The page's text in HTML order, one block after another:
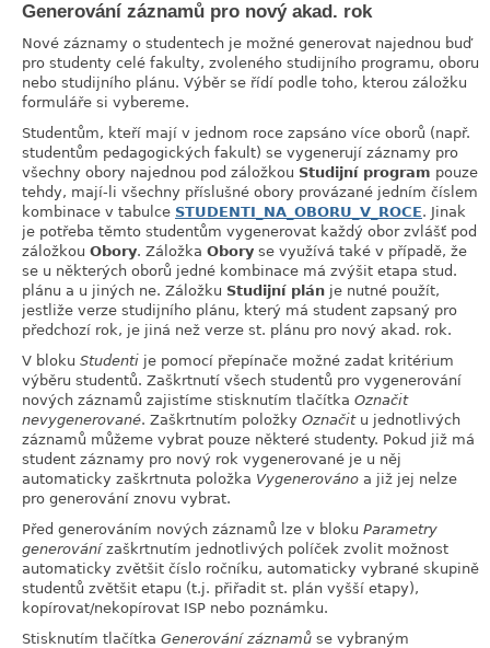
Generování záznamů pro nový akad. rok
Nové záznamy o studentech je možné generovat najednou buď
pro studenty celé fakulty, zvoleného studijního programu, oboru
nebo studijního plánu. Výběr se řídí podle toho, kterou záložku
formuláře si vybereme.
Studentům, kteří mají v jednom roce zapsáno více oborů (např.
studentům pedagogických fakult) se vygenerují záznamy pro
všechny obory najednou pod záložkou Studijní program pouze
tehdy, mají-li všechny příslušné obory provázané jedním číslem
kombinace v tabulce STUDENTI_NA_OBORU_V_ROCE. Jinak
je potřeba těmto studentům vygenerovat každý obor zvlášť pod
záložkou Obory. Záložka Obory se využívá také v případě, že
se u některých oborů jedné kombinace má zvýšit etapa stud.
plánu a u jiných ne. Záložku Studijní plán je nutné použít,
jestliže verze studijního plánu, který má student zapsaný pro
předchozí rok, je jiná než verze st. plánu pro nový akad. rok.
V bloku Studenti je pomocí přepínače možné zadat kritérium
výběru studentů. Zaškrtnutí všech studentů pro vygenerování
nových záznamů zajistíme stisknutím tlačítka Označit
nevygenerované. Zaškrtnutím položky Označitu jednotlivých
záznamů můžeme vybrat pouze některé studenty. Pokud již má
student záznamy pro nový rok vygenerované je u něj
automaticky zaškrtnuta položka Vygenerováno a již jej nelze
pro generování znovu vybrat.
Před generováním nových záznamů lze v bloku Parametry
generovánízaškrtnutím jednotlivých políček zvolit možnost
automaticky zvětšit číslo ročníku, automaticky vybrané skupině
studentů zvětšit etapu (t.j. přiřadit st. plán vyšší etapy),
kopírovat/nekopírovat ISP nebo poznámku.
Stisknutím tlačítka Generování záznamů se vybraným